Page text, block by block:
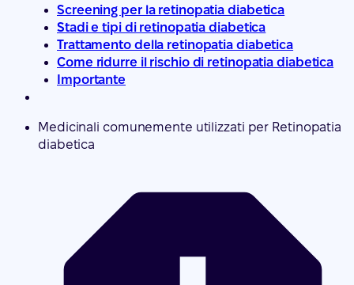
Screening per la retinopatia diabetica
Stadi e tipi di retinopatia diabetica
Trattamento della retinopatia diabetica
Come ridurre il rischio di retinopatia diabetica
Importante
Medicinali comunemente utilizzati per Retinopatia
diabetica